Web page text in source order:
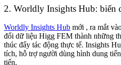
2. Worldly Insights Hub: biến
Worldly Insights Hub mới , ra mắt
đổi dữ liệu Higg FEM thành những
thúc đẩy tác động thực tế. Insights
tích, hỗ trợ người dùng hình dung
tiến.